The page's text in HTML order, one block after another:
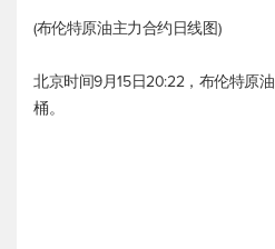
(布伦特原油主力合约日线图)
北京时间9月15日20:22， 布伦特原油
桶。